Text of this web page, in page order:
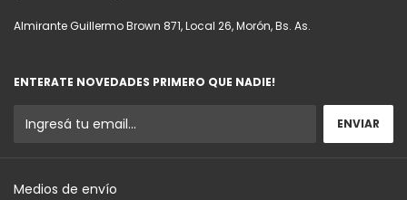
Almirante Guillermo Brown 871, Local 26, Morón, Bs. As.
ENTERATE NOVEDADES PRIMERO QUE NADIE!
Medios de envío